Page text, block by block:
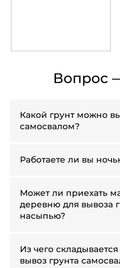
Вопрос
Какой грунт можно
самосвалом?
Работаете ли вы
Может ли приехать
деревню для вывоза
насыпью?
Из чего
вывоз грунта